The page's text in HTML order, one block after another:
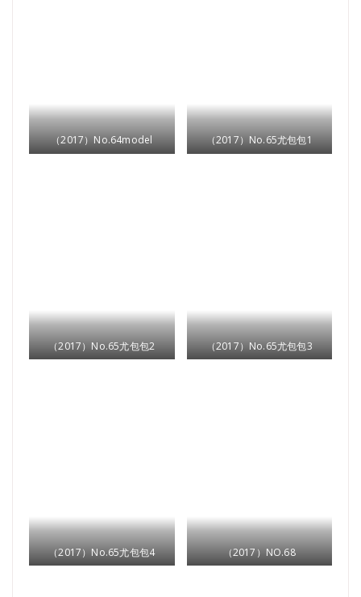
（2017）No.64model （2017）No.65尤包包1
（2017）No.65尤包包2 （2017）No.65尤包包3
（2017）No.65尤包包4 （2017）NO.68